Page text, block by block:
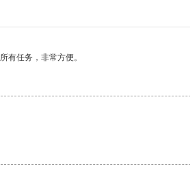
有任务，非常方便。